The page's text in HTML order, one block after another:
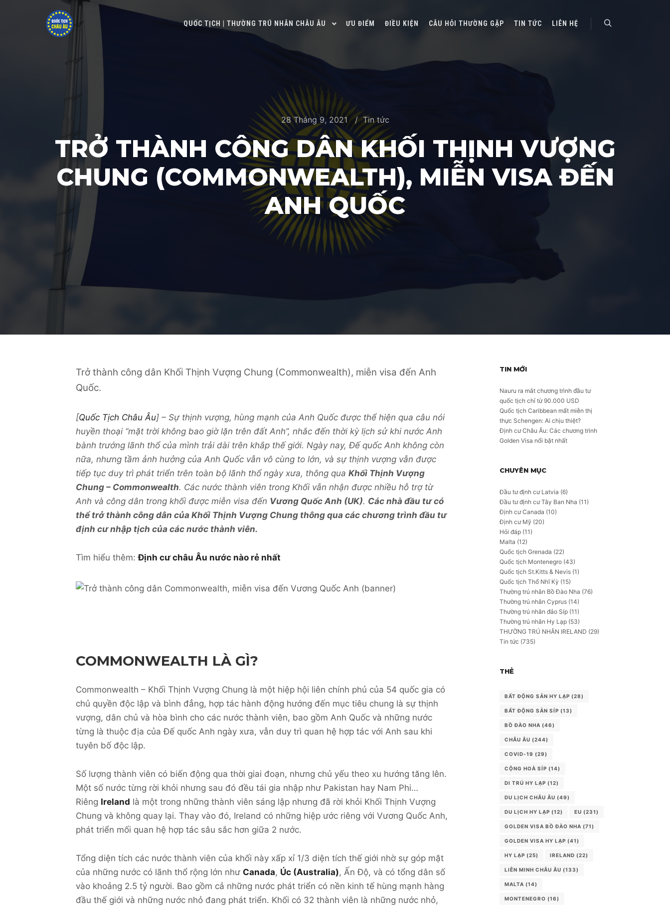
QUỐC TỊCH | THƯỜNG TRÚ NHÂN CHÂU ÂU ƯU ĐIỂM ĐIỀU KIỆN CÂU HỎI THƯỜNG GẶP TIN TỨC LIÊN HỆ
28 Tháng 9, 2021 Tin tức
TRỞ THÀNH CÔNG DÂN KHỐI THỊNH VƯỢNG
CHUNG (COMMONWEALTH), MIỄN VISA ĐẾN
ANH QUỐC
Trở thành công dân Khối Thịnh Vượng Chung (Commonwealth), miễn visa đến Anh
Quốc.
[Quốc Tịch Châu Âu] – Sự thịnh vượng, hùng mạnh của Anh Quốc được thể hiện qua câu nói
huyền thoại “mặt trời không bao giờ lặn trên đất Anh”, nhắc đến thời kỳ lịch sử khi nước Anh
bành trướng lãnh thổ của mình trải dài trên khắp thế giới. Ngày nay, Đế quốc Anh không còn
nữa, nhưng tầm ảnh hưởng của Anh Quốc vẫn vô cùng to lớn, và sự thịnh vượng vẫn được
tiếp tục duy trì phát triển trên toàn bộ lãnh thổ ngày xưa, thông qua Khối Thịnh Vượng
Chung – Commonwealth. Các nước thành viên trong Khối vẫn nhận được nhiều hỗ trợ từ
Anh và công dân trong khối được miễn visa đến Vương Quốc Anh (UK). Các nhà đầu tư có
thể trở thành công dân của Khối Thịnh Vượng Chung thông qua các chương trình đầu tư
định cư nhập tịch của các nước thành viên.
Tìm hiểu thêm:Định cư châu Âu nước nào rẻ nhất
COMMONWEALTH LÀ GÌ?
Commonwealth – Khối Thịnh Vượng Chung là một hiệp hội liên chính phủ của 54 quốc gia có
chủ quyền độc lập và bình đẳng, hợp tác hành động hướng đến mục tiêu chung là sự thịnh
vượng, dân chủ và hòa bình cho các nước thành viên, bao gồm Anh Quốc và những nước
từng là thuộc địa của Đế quốc Anh ngày xưa, vẫn duy trì quan hệ hợp tác với Anh sau khi
tuyên bố độc lập.
Số lượng thành viên có biến động qua thời giai đoạn, nhưng chủ yếu theo xu hướng tăng lên.
Một số nước từng rời khỏi nhưng sau đó đều tái gia nhập như Pakistan hay Nam Phi…
Riêng Ireland là một trong những thành viên sáng lập nhưng đã rời khỏi Khối Thịnh Vượng
Chung và không quay lại. Thay vào đó, Ireland có những hiệp ước riêng với Vương Quốc Anh,
phát triển mối quan hệ hợp tác sâu sắc hơn giữa 2 nước.
Tổng diện tích các nước thành viên của khối này xấp xỉ 1/3 diện tích thế giới nhờ sự góp mặt
của những nước có lãnh thổ rộng lớn như Canada, Úc (Australia), Ấn Độ, và có tổng dân số
vào khoảng 2.5 tỷ người. Bao gồm cả những nước phát triển có nền kinh tế hùng mạnh hàng
đầu thế giới và những nước nhỏ đang phát triển. Khối có 32 thành viên là những nước nhỏ,
TIN MỚI
Nauru ra mắt chương trình đầu tư
quốc tịch chỉ từ 90.000 USD
Quốc tịch Caribbean mất miễn thị
thực Schengen: Ai chịu thiệt?
Định cư Châu Âu: Các chương trình
Golden Visa nổi bật nhất
CHUYÊN MỤC
Đầu tư định cư Latvia (6)
Đầu tư định cư Tây Ban Nha (11)
Định cư Canada (10)
Định cư Mỹ (20)
Hỏi đáp (11)
Malta (12)
Quốc tịch Grenada (22)
Quốc tịch Montenegro (43)
Quốc tịch St.Kitts & Nevis (1)
Quốc tịch Thổ Nhĩ Kỳ (15)
Thường trú nhân Bồ Đào Nha (76)
Thường trú nhân Cyprus (14)
Thường trú nhân đảo Síp (11)
Thường trú nhân Hy Lạp (53)
THƯỜNG TRÚ NHÂN IRELAND (29)
Tin tức (735)
THẺ
BẤT ĐỘNG SẢN HY LẠP (28)
BẤT ĐỘNG SẢN SÍP (13)
BỒ ĐÀO NHA (46)
CHÂU ÂU (244)
COVID-19 (29)
CỘNG HOÀ SÍP (14)
DI TRÚ HY LẠP (12)
DU LỊCH CHÂU ÂU (49)
DU LỊCH HY LẠP (12) EU (231)
GOLDEN VISA BỒ ĐÀO NHA (71)
GOLDEN VISA HY LẠP (41)
HY LẠP (25) IRELAND (22)
LIÊN MINH CHÂU ÂU (133)
MALTA (14)
MONTENEGRO (16)